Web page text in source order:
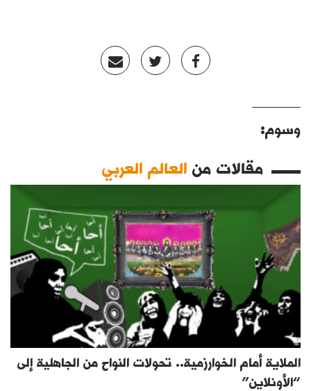
وسوم:
مقالات منالعالم العربي
الملاية أمام الخوارزمية.. تحولات النواح من الجاهلية إلى
“الأونلاين”